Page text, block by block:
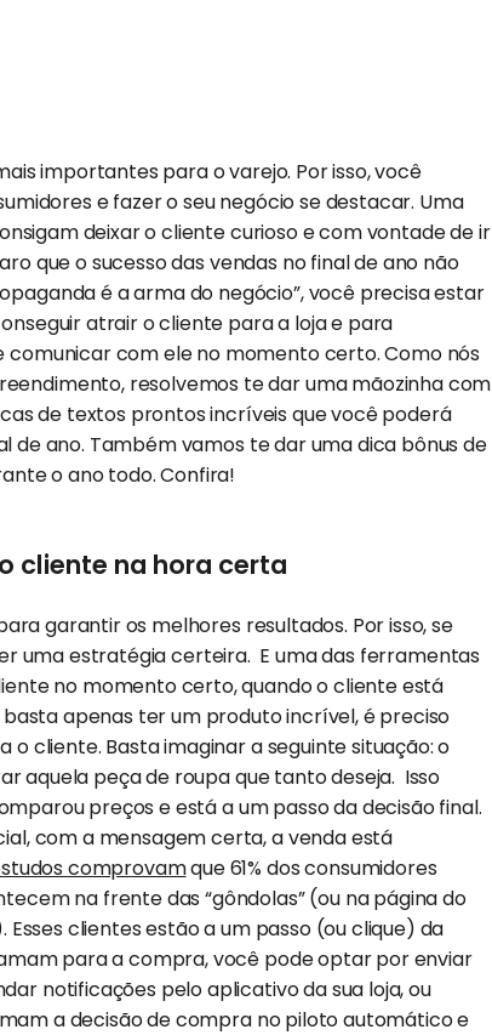
importantes para o varejo. Por isso, você
e fazer o seu negócio se destacar. Uma
deixar o cliente curioso e com vontade de ir
que o sucesso das vendas no final de ano não
é a arma do negócio”, você precisa estar
atrair o cliente para a loja e para
com ele no momento certo. Como nós
resolvemos te dar uma mãozinha com
de textos prontos incríveis que você poderá
de ano. Também vamos te dar uma dica bônus de
o ano todo. Confira!
cliente na hora certa
garantir os melhores resultados. Por isso, se
uma estratégia certeira. E uma das ferramentas
no momento certo, quando o cliente está
apenas ter um produto incrível, é preciso
cliente. Basta imaginar a seguinte situação: o
aquela peça de roupa que tanto deseja. Isso
preços e está a um passo da decisão final.
com a mensagem certa, a venda está
comprovamque 61% dos consumidores
na frente das “gôndolas” (ou na página do
clientes estão a um passo (ou clique) da
para a compra, você pode optar por enviar
notificações pelo aplicativo da sua loja, ou
a decisão de compra no piloto automático e